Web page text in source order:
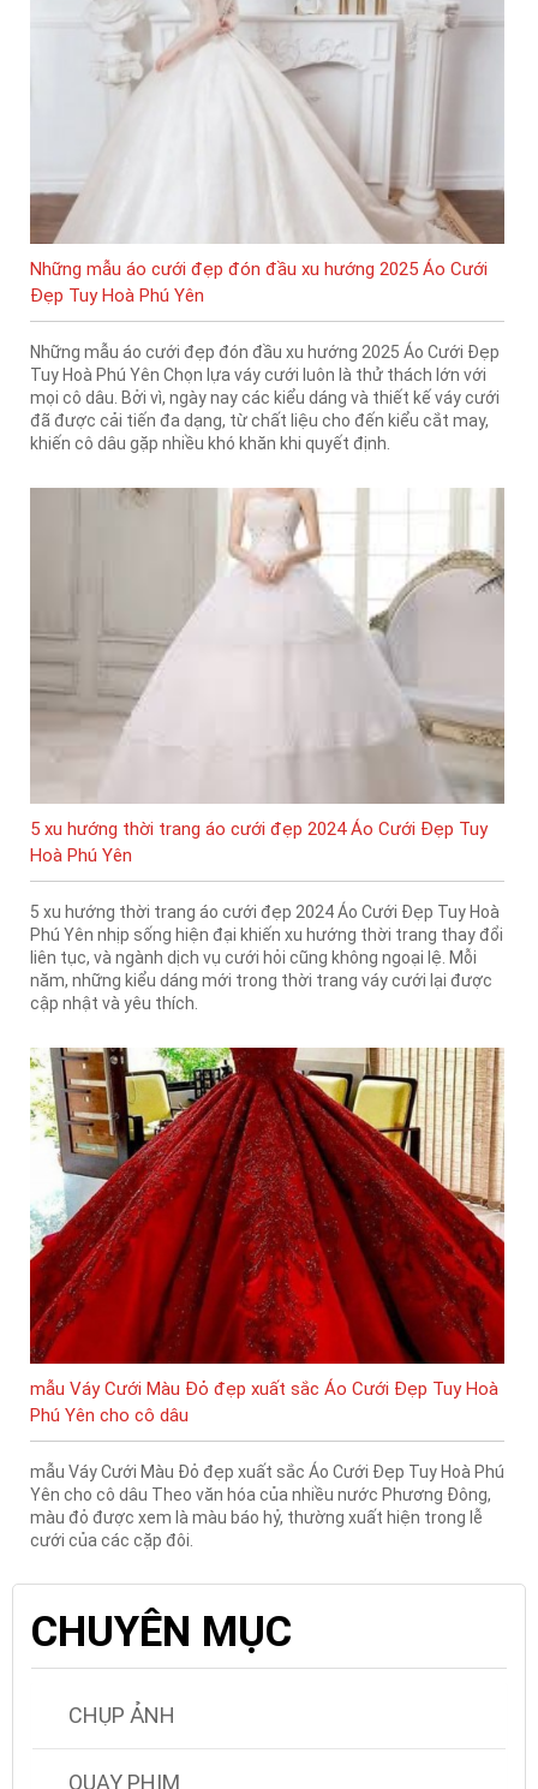
Những mẫu áo cưới đẹp đón đầu xu hướng 2025 Áo Cưới
Đẹp Tuy Hoà Phú Yên
Những mẫu áo cưới đẹp đón đầu xu hướng 2025 Áo Cưới Đẹp
Tuy Hoà Phú Yên Chọn lựa váy cưới luôn là thử thách lớn với
mọi cô dâu. Bởi vì, ngày nay các kiểu dáng và thiết kế váy cưới
đã được cải tiến đa dạng, từ chất liệu cho đến kiểu cắt may,
khiến cô dâu gặp nhiều khó khăn khi quyết định.
5 xu hướng thời trang áo cưới đẹp 2024 Áo Cưới Đẹp Tuy
Hoà Phú Yên
5 xu hướng thời trang áo cưới đẹp 2024 Áo Cưới Đẹp Tuy Hoà
Phú Yên nhịp sống hiện đại khiến xu hướng thời trang thay đổi
liên tục, và ngành dịch vụ cưới hỏi cũng không ngoại lệ. Mỗi
năm, những kiểu dáng mới trong thời trang váy cưới lại được
cập nhật và yêu thích.
mẫu Váy Cưới Màu Đỏ đẹp xuất sắc Áo Cưới Đẹp Tuy Hoà
Phú Yên cho cô dâu
mẫu Váy Cưới Màu Đỏ đẹp xuất sắc Áo Cưới Đẹp Tuy Hoà Phú
Yên cho cô dâu Theo văn hóa của nhiều nước Phương Đông,
màu đỏ được xem là màu báo hỷ, thường xuất hiện trong lễ
cưới của các cặp đôi.
CHUYÊN MỤC
CHỤP ẢNH
QUAY PHIM